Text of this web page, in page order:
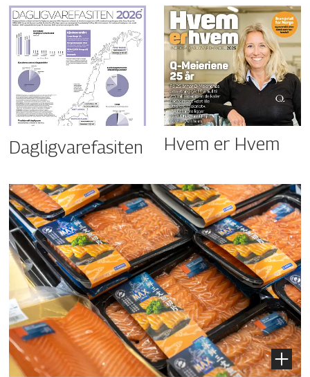
Dagligvarefasiten Hvem er Hvem